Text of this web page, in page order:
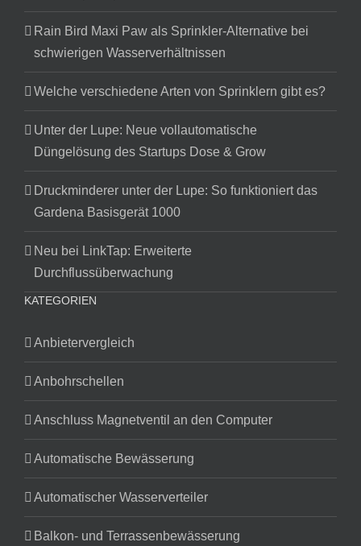
Rain Bird Maxi Paw als Sprinkler-Alternative bei
schwierigen Wasserverhältnissen
Welche verschiedene Arten von Sprinklern gibt es?
Unter der Lupe: Neue vollautomatische
Düngelösung des Startups Dose & Grow
Druckminderer unter der Lupe: So funktioniert das
Gardena Basisgerät 1000
Neu bei LinkTap: Erweiterte
Durchflussüberwachung
KATEGORIEN
Anbietervergleich
Anbohrschellen
Anschluss Magnetventil an den Computer
Automatische Bewässerung
Automatischer Wasserverteiler
Balkon- und Terrassenbewässerung